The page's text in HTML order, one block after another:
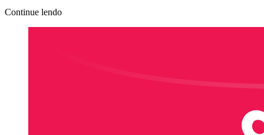
Continue lendo